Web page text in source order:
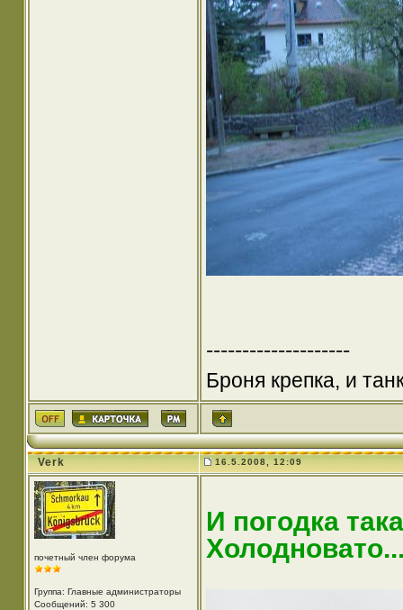
--------------------
Броня крепка, и
Verk 16.5.2008, 12:09
почетный член форума
Группа: Главные администраторы
Сообщений: 5 300
И погодка